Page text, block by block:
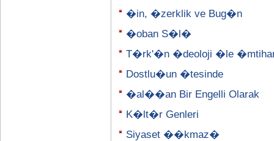
�in, �zerklik ve Bug�n
�oban S�l�
T�rk'�n �deoloji �le
Dostlu�un �tesinde
�al��an Bir Engelli Olarak
K�lt�r Genleri
Siyaset ��kmaz�